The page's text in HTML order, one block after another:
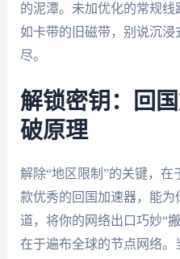
的泥潭。未加优化的常规
如卡带的旧磁带，别说沉
尽。
解锁密钥：回
破原理
解除“地区限制”的关键，
款优秀的回国加速器，能
道，将你的网络出口巧妙“
在于遍布全球的节点网络